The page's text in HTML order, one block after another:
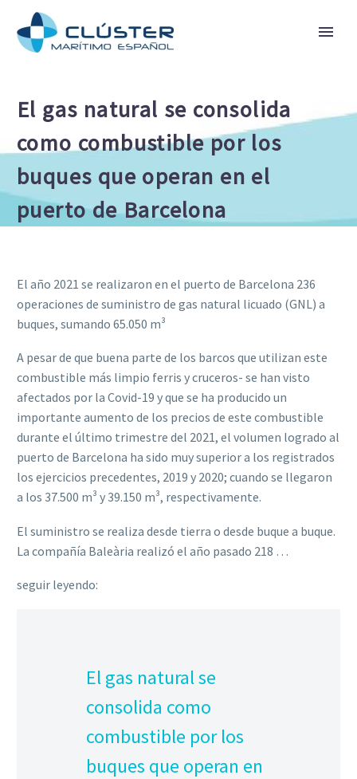
El gas natural se consolida
como combustible por los
buques que operan en el
puerto de Barcelona
El año 2021 se realizaron en el puerto de Barcelona 236
operaciones de suministro de gas natural licuado (GNL) a
buques, sumando 65.050 m³
A pesar de que buena parte de los barcos que utilizan este
combustible más limpio ferris y cruceros- se han visto
afectados por la Covid-19 y que se ha producido un
importante aumento de los precios de este combustible
durante el último trimestre del 2021, el volumen logrado al
puerto de Barcelona ha sido muy superior a los registrados
los ejercicios precedentes, 2019 y 2020; cuando se llegaron
a los 37.500 m³ y 39.150 m³, respectivamente.
El suministro se realiza desde tierra o desde buque a buque.
La compañía Baleària realizó el año pasado 218 …
seguir leyendo:
El gas natural se
consolida como
combustible por los
buques que operan en